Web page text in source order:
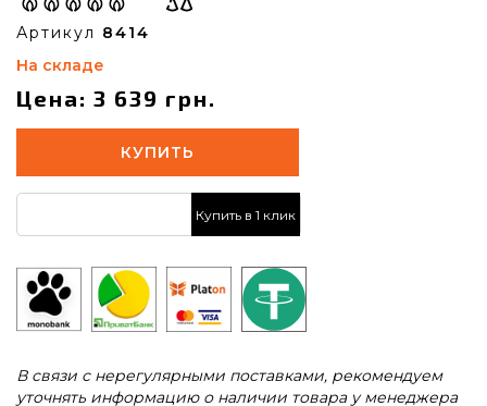
Артикул 8414
На складе
Цена: 3 639 грн.
КУПИТЬ
Купить в 1 клик
В связи с нерегулярными поставками, рекомендуем
уточнять информацию о наличии товара у менеджера